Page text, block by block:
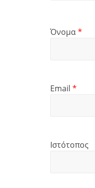
Όνομα*
Email *
Ιστότοπος